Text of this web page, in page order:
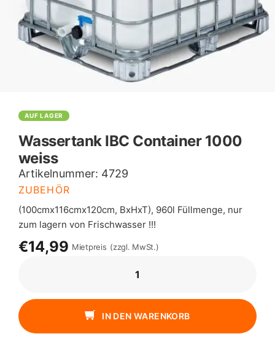
AUF LAGER
Wassertank IBC Container 1000
weiss
Artikelnummer: 4729
ZUBEHÖR
(100cmx116cmx120cm, BxHxT), 960l Füllmenge, nur
zum lagern von Frischwasser !!!
€14,99 Mietpreis (zzgl. MwSt.)
1000
WEISS
IN DEN WARENKORB